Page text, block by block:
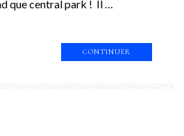
que central park ! Il …
CONTINUER